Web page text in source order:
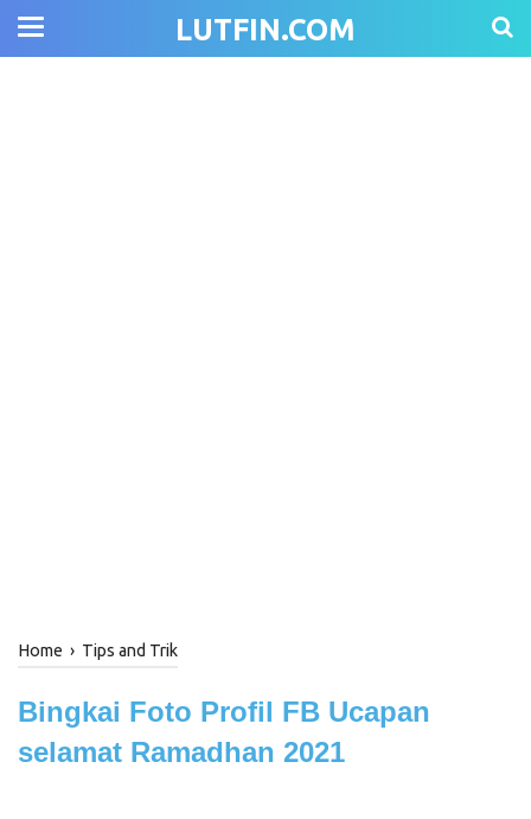
LUTFIN.COM
Home › Tips and Trik
Bingkai Foto Profil FB Ucapan
selamat Ramadhan 2021